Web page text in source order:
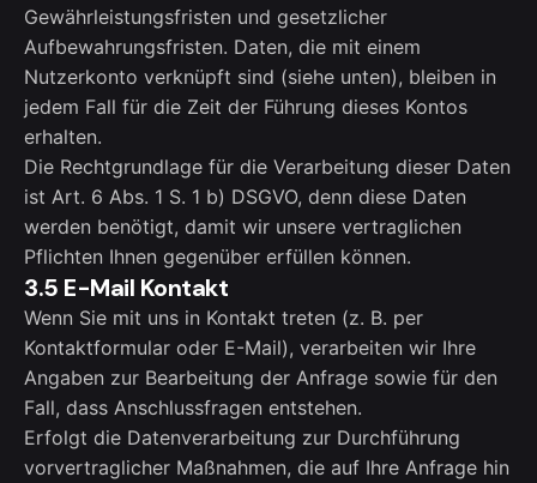
Gewährleistungsfristen und gesetzlicher
Aufbewahrungsfristen. Daten, die mit einem
Nutzerkonto verknüpft sind (siehe unten), bleiben in
jedem Fall für die Zeit der Führung dieses Kontos
erhalten.
Die Rechtgrundlage für die Verarbeitung dieser Daten
ist Art. 6 Abs. 1 S. 1 b) DSGVO, denn diese Daten
werden benötigt, damit wir unsere vertraglichen
Pflichten Ihnen gegenüber erfüllen können.
3.5 E-Mail Kontakt
Wenn Sie mit uns in Kontakt treten (z. B. per
Kontaktformular oder E-Mail), verarbeiten wir Ihre
Angaben zur Bearbeitung der Anfrage sowie für den
Fall, dass Anschlussfragen entstehen.
Erfolgt die Datenverarbeitung zur Durchführung
vorvertraglicher Maßnahmen, die auf Ihre Anfrage hin